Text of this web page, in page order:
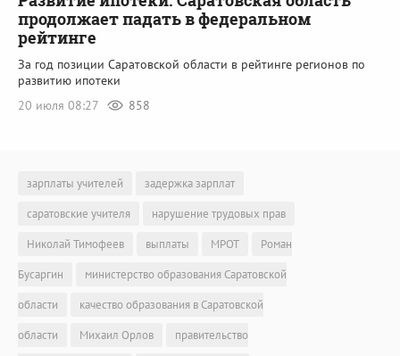
продолжает падать в федеральном
рейтинге
За год позиции Саратовской области в рейтинге регионов по
развитию ипотеки
20 июля 08:27
858
зарплаты учителей
задержка зарплат
саратовские учителя
нарушение трудовых прав
Николай Тимофеев
выплаты МРОТ
Роман
Бусаргин
министерство образования Саратовской
области
качество образования в Саратовской
области
Михаил Орлов
правительство